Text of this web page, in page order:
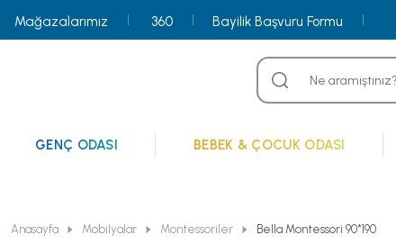
Mağazalarımız 360 Bayilik Başvuru Formu
GENÇ ODASI BEBEK & ÇOCUK ODASI
Anasayfa Mobilyalar Montessoriler Bella Montessori 90*190